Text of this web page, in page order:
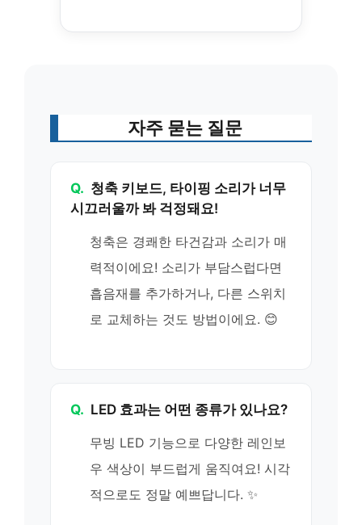
자주 묻는 질문
Q. 청축 키보드, 타이핑 소리가 너무
시끄러울까 봐 걱정돼요!
청축은 경쾌한 타건감과 소리가 매
력적이에요! 소리가 부담스럽다면
흡음재를 추가하거나, 다른 스위치
로 교체하는 것도 방법이에요. 😊
Q. LED 효과는 어떤 종류가 있나요?
무빙 LED 기능으로 다양한 레인보
우 색상이 부드럽게 움직여요! 시각
적으로도 정말 예쁘답니다. ✨